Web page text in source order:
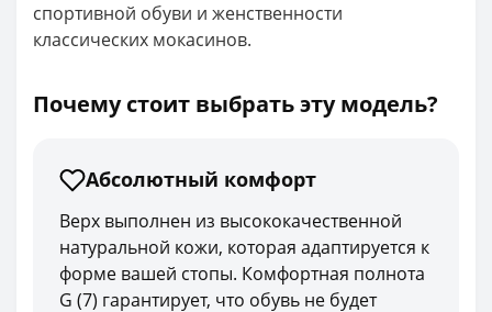
спортивной обуви и женственности
классических мокасинов.
Почему стоит выбрать эту модель?
Абсолютный комфорт
Верх выполнен из высококачественной
натуральной кожи, которая адаптируется к
форме вашей стопы. Комфортная полнота
G (7) гарантирует, что обувь не будет